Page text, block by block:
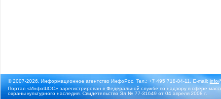
© 2007-2026, Информационное агентство ИнфоРос. Тел.: +7 495 718-84-11, E-mail:
Портал «ИнфоШОС» зарегистрирован в Федеральной службе по надзору в сфере
охраны культурного наследия. Свидетельство Эл № 77-31649 от 04 апреля 2008 г.